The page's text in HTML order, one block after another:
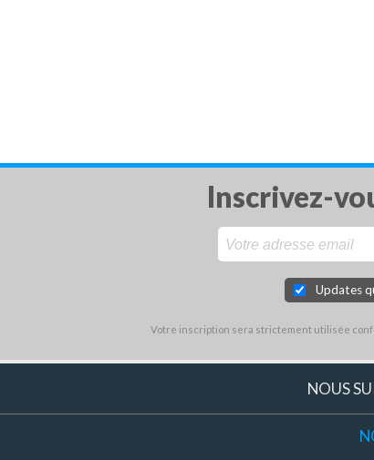
Inscrivez-
Updates
Votre inscription sera strictement utilisée
NOUS